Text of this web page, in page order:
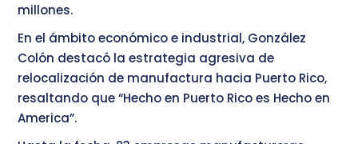
millones.
En el ámbito económico e industrial, González
Colón destacó la estrategia agresiva de
relocalización de manufactura hacia Puerto Rico,
resaltando que “Hecho en Puerto Rico es Hecho en
America”.